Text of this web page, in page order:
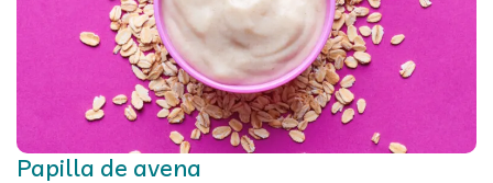
Papilla de avena